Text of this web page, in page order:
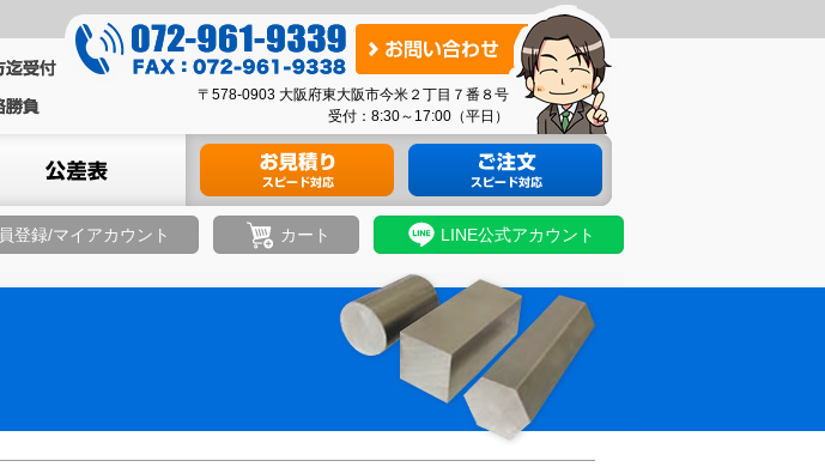
0
7
1
-
9
0
6
1
-
お
い
合
〒578-0903 大阪府東大阪市今米２丁目７番８号
受付：8:30～17:00（平日）
材料のお見積り 材料のご注文
登録/マイアカウント カート LINE公式アカウント